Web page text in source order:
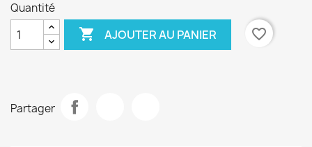
Quantité
 AJOUTER AU PANIER favorite_border
Partager